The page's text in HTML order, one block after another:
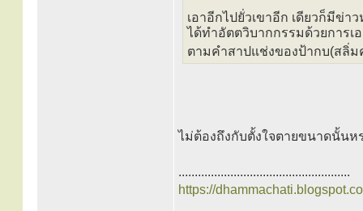
เอาอีกไปยั่วเขาอีก เดียวก็มีข่
ได้ทำอัตตวิบากกรรมด้วยการ
ตามคำสาปแช่งของป้ากบ(สลิ่
ไม่ต้องถึงกับตั้งใจตายขนาดนั้น
.....................................................
https://